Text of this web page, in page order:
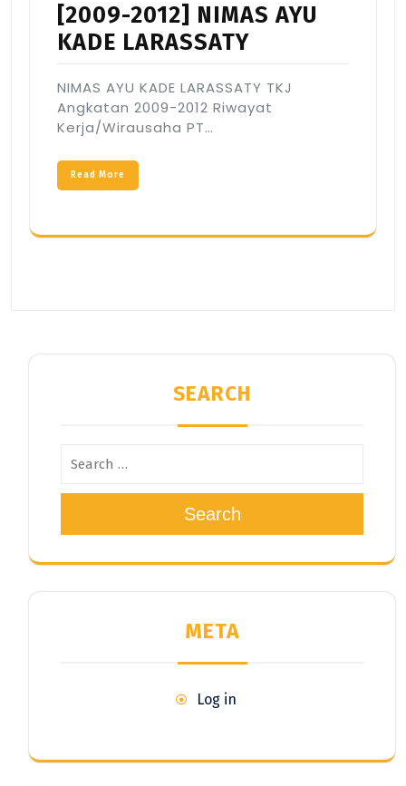
[2009-2012] NIMAS AYU
KADE LARASSATY
NIMAS AYU KADE LARASSATY TKJ
Angkatan 2009-2012 Riwayat
Kerja/Wirausaha PT…
Read More
SEARCH
Search
META
Log in